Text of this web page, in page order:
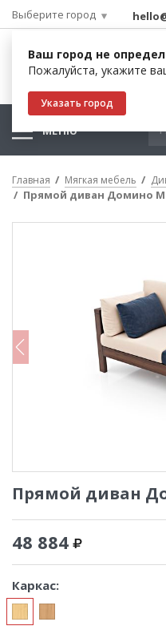
Выберите город
Ваш город не
Пожалуйста, укажите
Указать город
МЕНЮ
Главная Мягкая мебель
Прямой диван Домино
Прямой диван
48 884
Каркас: